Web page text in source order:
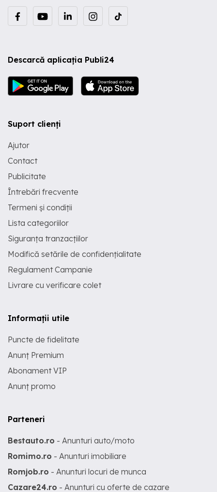
Descarcă aplicația Publi24
Suport clienți
Ajutor
Contact
Publicitate
Întrebări frecvente
Termeni și condiții
Lista categoriilor
Siguranța tranzacțiilor
Modifică setările de confidențialitate
Regulament Campanie
Livrare cu verificare colet
Informații utile
Puncte de fidelitate
Anunț Premium
Abonament VIP
Anunț promo
Parteneri
Bestauto.ro - Anunturi auto/moto
Romimo.ro - Anunturi imobiliare
Romjob.ro - Anunturi locuri de munca
Cazare24.ro - Anunturi cu oferte de cazare